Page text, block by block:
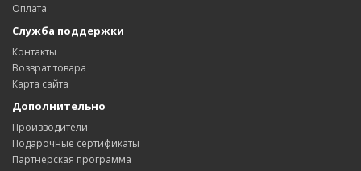
Оплата
Служба поддержки
Контакты
Возврат товара
Карта сайта
Дополнительно
Производители
Подарочные сертификаты
Партнерская программа